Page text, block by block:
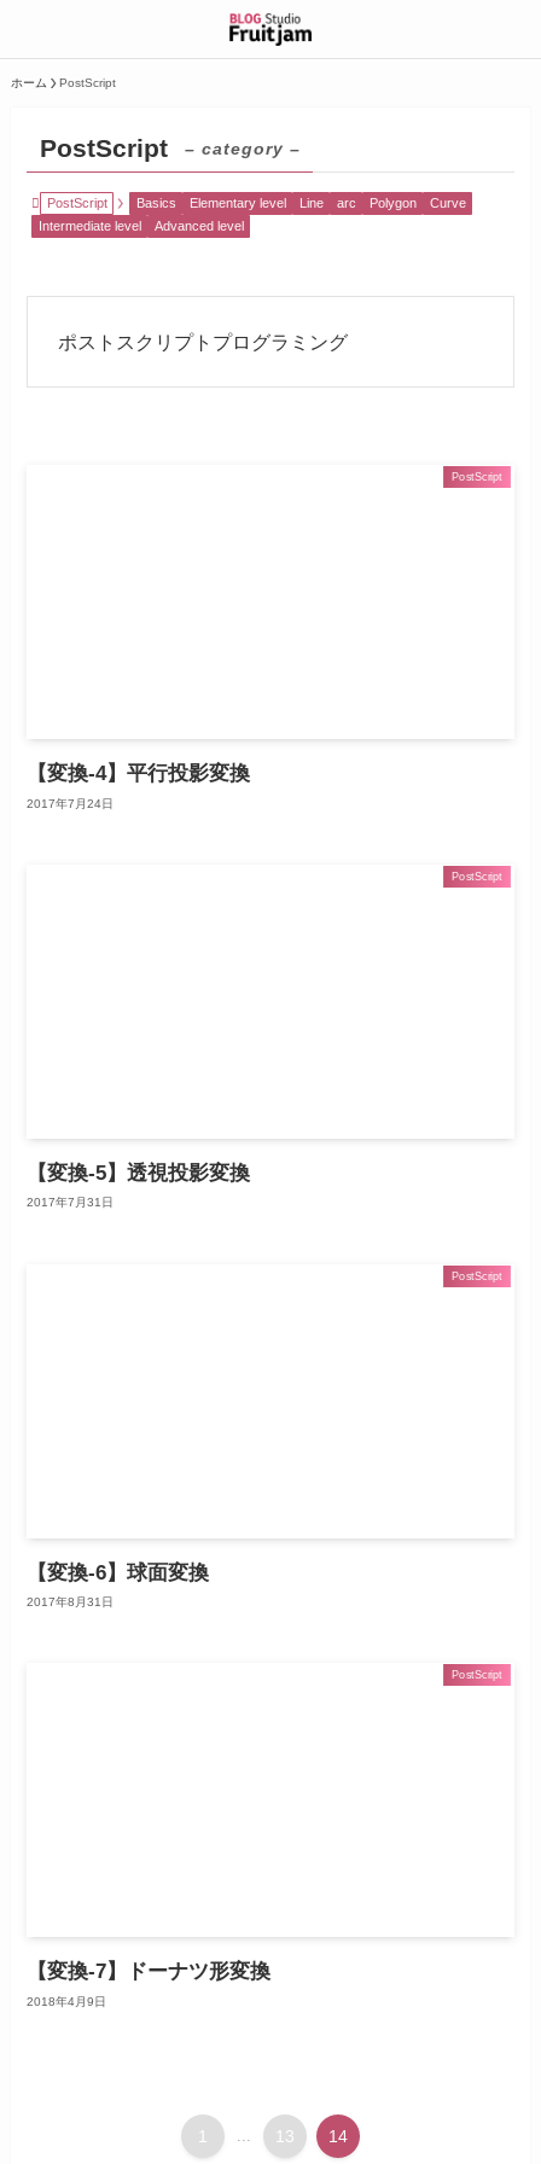
ホーム PostScript
PostScript – category –
PostScript Basics Elementary level Line arc Polygon
Curve
Intermediate level
Advanced level
ポストスクリプトプログラミング
PostScript
【変換-4】平行投影変換
2017年7月24日
PostScript
【変換-5】透視投影変換
2017年7月31日
PostScript
【変換-6】球面変換
2017年8月31日
PostScript
【変換-7】ドーナツ形変換
2018年4月9日
1 ... 13 14